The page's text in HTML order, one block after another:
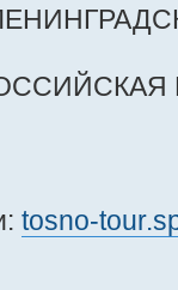
tosno-